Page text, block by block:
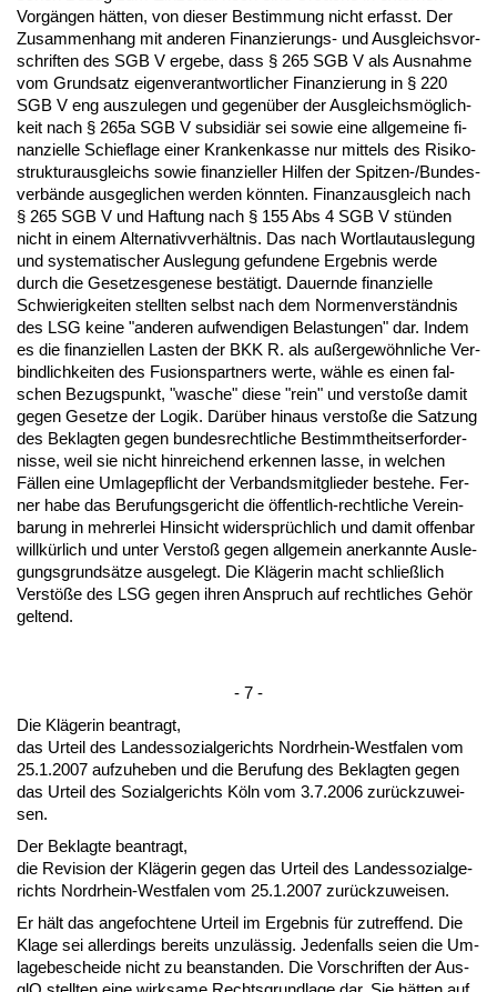
Vorgängen hätten, von die­ser Be­stim­mung nicht er­fasst. Der
Zu­sam­men­hang mit an­de­ren Fi­nan­zie­rungs- und Aus­gleichs­vor­
schrif­ten des SGB V er­ge­be, dass § 265 SGB V als Aus­nah­me
vom Grund­satz ei­gen­ver­ant­wort­li­cher Fi­nan­zie­rung in § 220
SGB V eng aus­zu­le­gen und ge­genüber der Aus­gleichsmöglich­
keit nach § 265a SGB V sub­si­diär sei so­wie ei­ne all­ge­mei­ne fi­
nan­zi­el­le Schief­la­ge ei­ner Kran­ken­kas­se nur mit­tels des Ri­si­ko­
struk­tur­aus­gleichs so­wie fi­nan­zi­el­ler Hil­fen der Spit­zen-/Bun­des­
verbände aus­ge­gli­chen wer­den könn­ten. Fi­nanz­aus­gleich nach
§ 265 SGB V und Haf­tung nach § 155 Abs 4 SGB V stünden
nicht in ei­nem Al­ter­na­tiv­verhält­nis. Das nach Wort­laut­aus­le­gung
und sys­te­ma­ti­scher Aus­le­gung ge­fun­de­ne Er­geb­nis wer­de
durch die Ge­set­zes­ge­ne­se bestätigt. Dau­ern­de fi­nan­zi­el­le
Schwie­rig­kei­ten stell­ten selbst nach dem Nor­men­verständ­nis
des LSG kei­ne "an­de­ren auf­wen­di­gen Be­las­tun­gen" dar. In­dem
es die fi­nan­zi­el­len Las­ten der BKK R. als außer­gewöhn­li­che Ver­
bind­lich­kei­ten des Fu­si­ons­part­ners wer­te, wähle es ei­nen fal­
schen Be­zugs­punkt, "wa­sche" die­se "rein" und ver­s­toße da­mit
ge­gen Ge­set­ze der Lo­gik. Darüber hin­aus ver­s­toße die Sat­zung
des Be­klag­ten ge­gen bun­des­recht­li­che Be­stimmt­heits­er­for­der­
nis­se, weil sie nicht hin­rei­chend er­ken­nen las­se, in wel­chen
Fällen ei­ne Um­la­ge­pflicht der Ver­bands­mit­glie­der be­ste­he. Fer­
ner ha­be das Be­ru­fungs­ge­richt die öffent­lich-recht­li­che Ver­ein­
ba­rung in meh­rer­lei Hin­sicht wi­dersprüchlich und da­mit of­fen­bar
willkürlich und un­ter Ver­s­toß ge­gen all­ge­mein an­er­kann­te Aus­le­
gungs­grundsätze aus­ge­legt. Die Kläge­rin macht schließlich
Verstöße des LSG ge­gen ih­ren An­spruch auf recht­li­ches Gehör
gel­tend.
- 7 -
Die Kläge­rin be­an­tragt,
das Ur­teil des Lan­des­so­zi­al­ge­richts Nord­rhein-West­fa­len vom
25.1.2007 auf­zu­he­ben und die Be­ru­fung des Be­klag­ten ge­gen
das Ur­teil des So­zi­al­ge­richts Köln vom 3.7.2006 zurück­zu­wei­
sen.
Der Be­klag­te be­an­tragt,
die Re­vi­si­on der Kläge­rin ge­gen das Ur­teil des Lan­des­so­zi­al­ge­
richts Nord­rhein-West­fa­len vom 25.1.2007 zurück­zu­wei­sen.
Er hält das an­ge­foch­te­ne Ur­teil im Er­geb­nis für zu­tref­fend. Die
Kla­ge sei al­ler­dings be­reits un­zulässig. Je­den­falls sei­en die Um­
la­ge­be­schei­de nicht zu be­an­stan­den. Die Vor­schrif­ten der Aus­